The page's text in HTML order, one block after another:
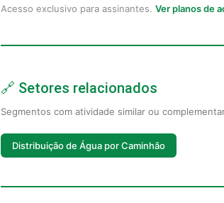
Acesso exclusivo para assinantes. Ver planos de
🔗 Setores relacionados
Segmentos com atividade similar ou
Distribuição de Água por Caminhão